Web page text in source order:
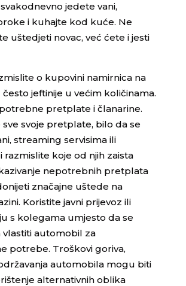
jedete vani,
i kuhajte kod kuće. Ne
uštedjeti novac, već ćete i jesti
o kupovini namirnica na
jeftinije u većim količinama.
pretplate i članarine.
svoje pretplate, bilo da se
streaming servisima ili
razmislite koje od njih zaista
nepotrebnih pretplata
značajne uštede na
Koristite javni prijevoz ili
s kolegama umjesto da se
vlastiti automobil za
potrebe. Troškovi goriva,
automobila mogu biti
alternativnih oblika